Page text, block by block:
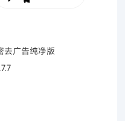
去广告纯净版